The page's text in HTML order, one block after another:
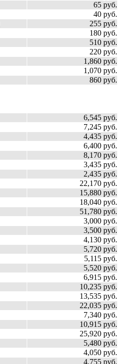
65 руб.
40 руб.
255 руб.
180 руб.
510 руб.
220 руб.
1,860 руб.
1,070 руб.
860 руб.
6,545 руб.
7,245 руб.
4,435 руб.
6,400 руб.
8,170 руб.
3,435 руб.
2,435 руб.
22,170 руб.
15,880 руб.
18,040 руб.
51,780 руб.
3,000 руб.
3,500 руб.
4,130 руб.
5,720 руб.
5,115 руб.
5,520 руб.
6,915 руб.
10,235 руб.
13,535 руб.
22,035 руб.
7,340 руб.
10,915 руб.
25,920 руб.
5,480 руб.
4,050 руб.
4,755 руб.